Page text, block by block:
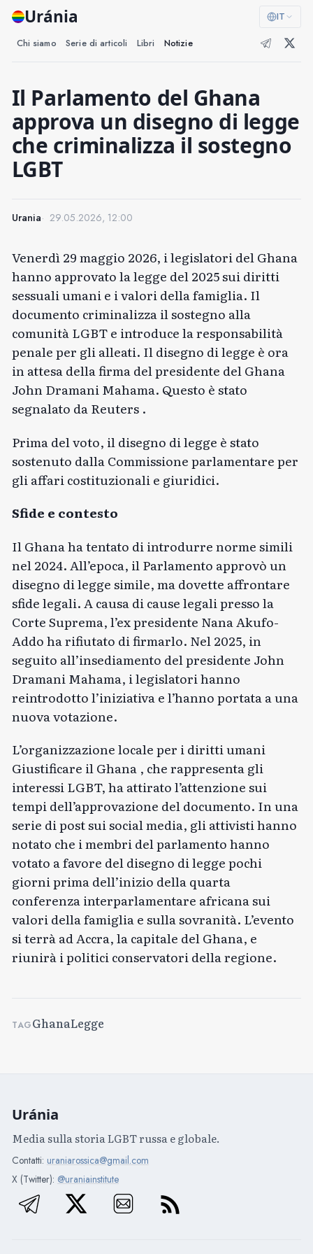
Uránia IT
Chi siamo Serie di articoli Libri Notizie
Il Parlamento del Ghana
approva un disegno di legge
che criminalizza il sostegno
LGBT
Urania 29.05.2026, 12:00
Venerdì 29 maggio 2026, i legislatori del Ghana
hanno approvato la legge del 2025 sui diritti
sessuali umani e i valori della famiglia. Il
documento criminalizza il sostegno alla
comunità LGBT e introduce la responsabilità
penale per gli alleati. Il disegno di legge è ora
in attesa della firma del presidente del Ghana
John Dramani Mahama. Questo è stato
segnalato daReuters.
Prima del voto, il disegno di legge è stato
sostenuto dalla Commissione parlamentare per
gli affari costituzionali e giuridici.
Sfide e contesto
Il Ghana ha tentato di introdurre norme simili
nel 2024. All’epoca, il Parlamento approvò un
disegno di legge simile, ma dovette affrontare
sfide legali. A causa di cause legali presso la
Corte Suprema, l’ex presidente Nana Akufo-
Addo ha rifiutato di firmarlo. Nel 2025, in
seguito all’insediamento del presidente John
Dramani Mahama, i legislatori hanno
reintrodotto l’iniziativa e l’hanno portata a una
nuova votazione.
L’organizzazione locale per i diritti umani
Giustificare il Ghana , che rappresenta gli
interessi LGBT, ha attirato l’attenzione sui
tempi dell’approvazione del documento. In una
serie di post sui social media, gli attivisti hanno
notato che i membri del parlamento hanno
votato a favore del disegno di legge pochi
giorni prima dell’inizio della quarta
conferenza interparlamentare africana sui
valori della famiglia e sulla sovranità. L’evento
si terrà ad Accra, la capitale del Ghana, e
riunirà i politici conservatori della regione.
TAGGhanaLegge
Uránia
Media sulla storia LGBT russa e globale.
Contatti: uraniarossica@gmail.com
X (Twitter): @uraniainstitute